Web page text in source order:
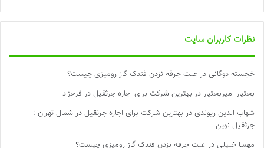
نظرات کاربران سایت
خجسته دوگانی در علت جرقه نزدن فندک گاز رومیزی چیست؟
بختیار امیربختیار در بهترین شرکت برای اجاره جرثقیل در فرحزاد
شهاب الدین ریوندی در بهترین شرکت برای اجاره جرثقیل در شمال تهران :
جرثقیل نوین
مهسا خلیلی در علت جرقه نزدن فندک گاز رومیزی چیست؟